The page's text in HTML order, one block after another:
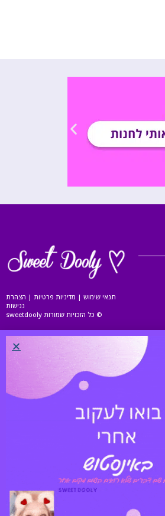
תנאי שימוש| מדיניות פרטיות| הצהרת
נגישות
© כל הזכויות שמורות sweetdooly